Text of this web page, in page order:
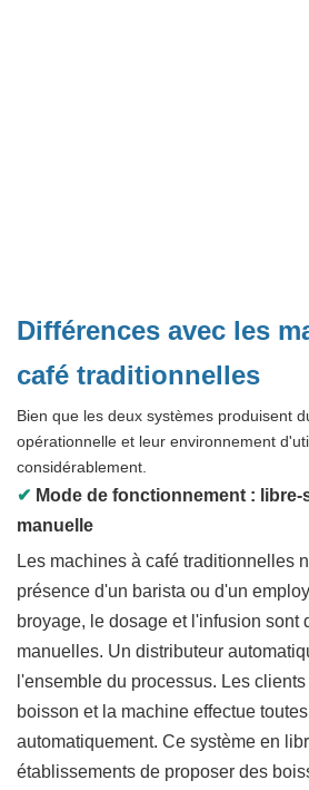
Différences avec les
café traditionnelles
Bien que les deux systèmes produisent
opérationnelle et leur environnement
considérablement.
✔ Mode de fonctionnement :
manuelle
Les machines à café traditionnelles
présence d'un barista ou d'un
broyage, le dosage et l'infusion sont
manuelles. Un distributeur
l'ensemble du processus. Les
boisson et la machine effectue
automatiquement. Ce système en
établissements de proposer des